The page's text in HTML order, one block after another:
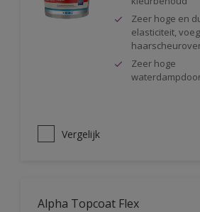
Zeer hoge en
elasticiteit,
Zeer hoge
Vergelijk
Alpha Topcoat Flex